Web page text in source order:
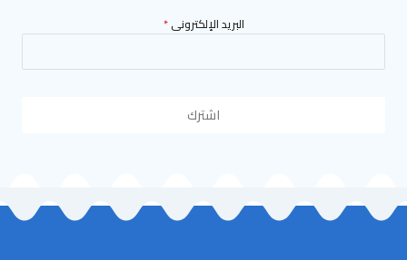
البريد الإلكترونى*
اشترك